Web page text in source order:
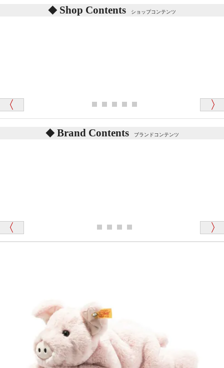
詳しくはこちらをご覧ください。
体をねかせたりおこしたりすると「グーグー」と鳴く
記載しておりますので、ぜひ探してみてください。
ディベアがいます。
「スクエーカー内蔵」と記載しておりますので、ぜひ
探してみてください。
できません。
海外からのお取り寄せと言うことですが、商品はきち
んと届きますか？
東京都 M・K 様 （女性）
「対応はどちらも丁寧でした。値段と他の融通
「商品説明が細やかで丁寧であったことです」
「前に買ったことがあったお店でしたので」
「ChatGPTを利用したところ「くまの小屋」さ
んを紹介され…」
Shop Contents ショップコンテンツ
Brand Contents ブランドコンテンツ